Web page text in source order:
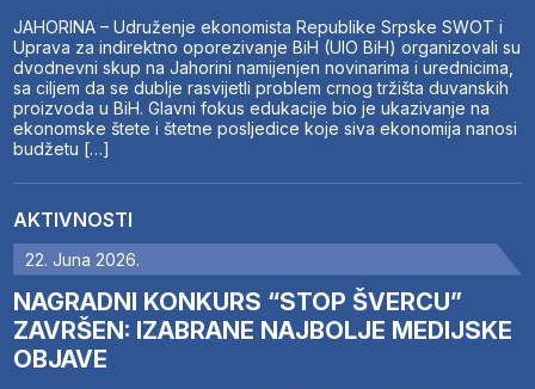
JAHORINA – Udruženje ekonomista Republike Srpske SWOT i
Uprava za indirektno oporezivanje BiH (UIO BiH) organizovali su
dvodnevni skup na Jahorini namijenjen novinarima i urednicima,
sa ciljem da se dublje rasvijetli problem crnog tržišta duvanskih
proizvoda u BiH. Glavni fokus edukacije bio je ukazivanje na
ekonomske štete i štetne posljedice koje siva ekonomija nanosi
budžetu […]
AKTIVNOSTI
22. Juna 2026.
NAGRADNI KONKURS “STOP ŠVERCU”
ZAVRŠEN: IZABRANE NAJBOLJE MEDIJSKE
OBJAVE